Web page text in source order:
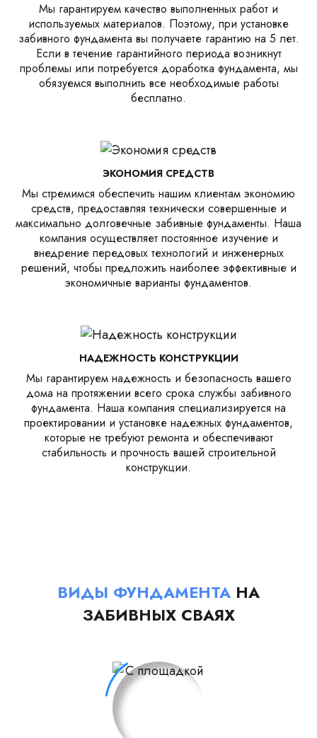
Мы гарантируем качество выполненных работ и
используемых материалов. Поэтому, при установке
забивного фундамента вы получаете гарантию на 5 лет.
Если в течение гарантийного периода возникнут
проблемы или потребуется доработка фундамента, мы
обязуемся выполнить все необходимые работы
бесплатно.
ЭКОНОМИЯ СРЕДСТВ
Мы стремимся обеспечить нашим клиентам экономию
средств, предоставляя технически совершенные и
максимально долговечные забивные фундаменты. Наша
компания осуществляет постоянное изучение и
внедрение передовых технологий и инженерных
решений, чтобы предложить наиболее эффективные и
экономичные варианты фундаментов.
НАДЕЖНОСТЬ КОНСТРУКЦИИ
Мы гарантируем надежность и безопасность вашего
дома на протяжении всего срока службы забивного
фундамента. Наша компания специализируется на
проектировании и установке надежных фундаментов,
которые не требуют ремонта и обеспечивают
стабильность и прочность вашей строительной
конструкции.
ВИДЫ ФУНДАМЕНТА НА
ЗАБИВНЫХ СВАЯХ